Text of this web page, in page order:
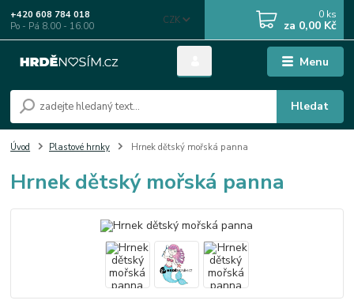
Menu
CZK
Hledat
+420 608 784 018
Po - Pá 8.00 - 16.00
0 ks
za 0,00 Kč
Úvod Plastové hrnky Hrnek dětský mořská panna
Hrnek dětský mořská panna